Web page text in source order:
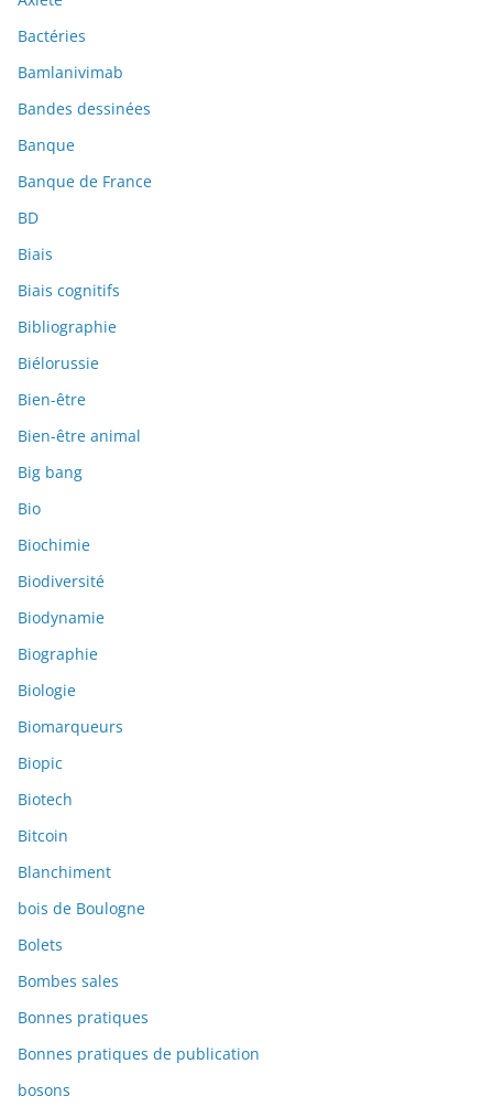
Bactéries
Bamlanivimab
Bandes dessinées
Banque
Banque de France
BD
Biais
Biais cognitifs
Bibliographie
Biélorussie
Bien-être
Bien-être animal
Big bang
Bio
Biochimie
Biodiversité
Biodynamie
Biographie
Biologie
Biomarqueurs
Biopic
Biotech
Bitcoin
Blanchiment
bois de Boulogne
Bolets
Bombes sales
Bonnes pratiques
Bonnes pratiques de publication
bosons